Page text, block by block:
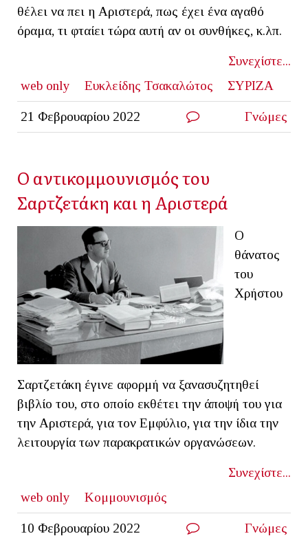
θέλει να πει η Αριστερά, πως έχει ένα αγαθό
όραμα, τι φταίει τώρα αυτή αν οι συνθήκες, κ.λπ.
Συνεχίστε...
web only
Ευκλείδης Τσακαλώτος ΣΥΡΙΖΑ
21 Φεβρουαρίου 2022 Γνώμες
Ο αντικομμουνισμός του
Σαρτζετάκη και η Αριστερά
Ο
θάνατος
του
Χρήστου
Σαρτζετάκη έγινε αφορμή να ξανασυζητηθεί
βιβλίο του, στο οποίο εκθέτει την άποψή του για
την Αριστερά, για τον Εμφύλιο, για την ίδια την
λειτουργία των παρακρατικών οργανώσεων.
Συνεχίστε...
web only
Κομμουνισμός
10 Φεβρουαρίου 2022 Γνώμες